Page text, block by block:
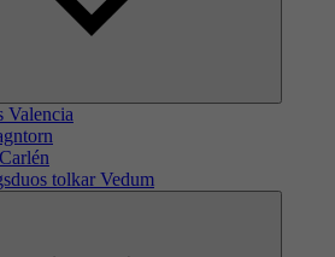
Valencia
tolkar Vedum